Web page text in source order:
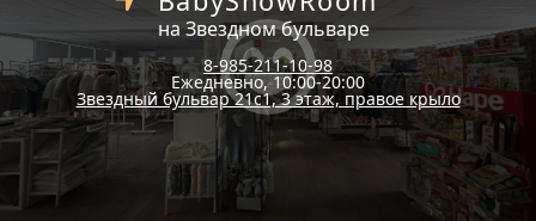
на Звездном бульваре
8-985-211-10-98
Ежедневно, 10:00-20:00
Звездный бульвар 21с1, 3 этаж, правое крыло